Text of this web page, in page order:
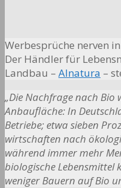
Werbesprüche nerven
Der Händler für
Landbau – Alnatura –
„Die Nachfrage nach Bio
Anbaufläche: In
Betriebe; etwa sieben
wirtschaften nach
während immer mehr
biologische Lebensmittel
weniger Bauern auf Bio